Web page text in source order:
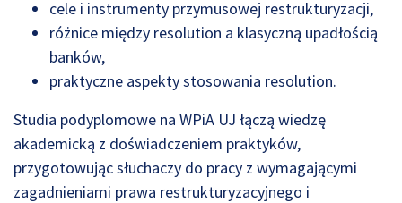
cele i instrumenty przymusowej restrukturyzacji,
różnice między resolution a klasyczną upadłością
banków,
praktyczne aspekty stosowania resolution.
Studia podyplomowe na WPiA UJ łączą wiedzę
akademicką z doświadczeniem praktyków,
przygotowując słuchaczy do pracy z wymagającymi
zagadnieniami prawa restrukturyzacyjnego i